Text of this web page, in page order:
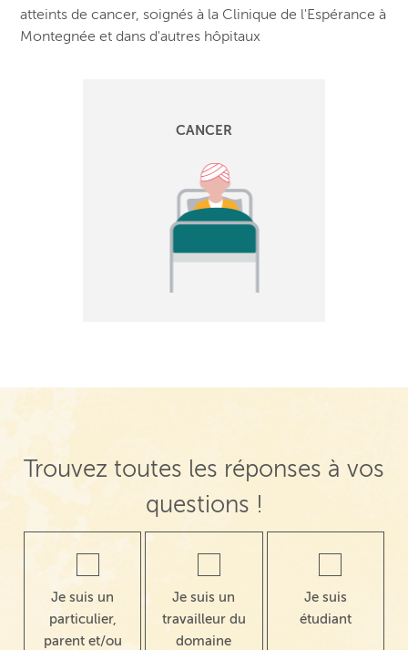
atteints de cancer, soignés à la Clinique de l'Espérance à
Montegnée et dans d'autres hôpitaux
CANCER
Trouvez toutes les réponses à vos
questions !
Je suis un
particulier,
parent et/ou
Je suis un
travailleur du
domaine
Je suis
étudiant